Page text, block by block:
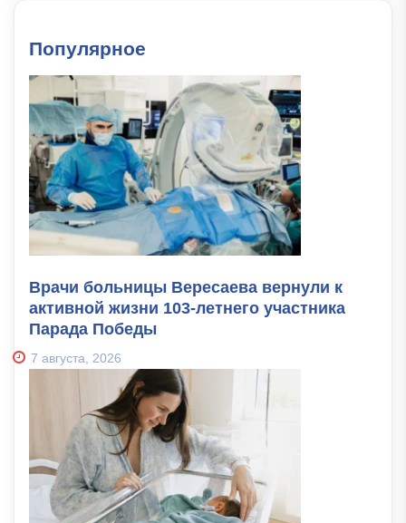
Популярное
Врачи больницы Вересаева вернули к
активной жизни 103-летнего участника
Парада Победы
7 августа, 2026